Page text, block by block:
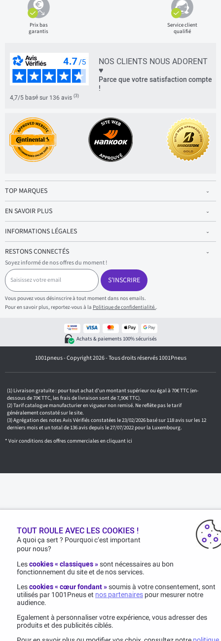
Prix bas
garantis
Service client
qualifié
NOS CLIENTS NOUS ADORENT
♥
Parce que votre satisfaction compte
!
4,7/5 basé sur 136 avis (3)
TOP MARQUES
EN SAVOIR PLUS
INFORMATIONS LÉGALES
RESTONS CONNECTÉS
Soyez informé de nos offres du moment !
S
a
i
s
i
s
e
m
a
S'INSCRIRE
Vous pouvez vous désinscrire à tout moment dans nos emails.
Pour en savoir plus, reportez-vous à la Politique de confidentialité..
Achats & paiements 100% sécurisés
1001pneus - Copyright 2026 - Tous droits réservés 1001Pneus
Livraison gratuite : pour tout achat d'un montant supérieur ou égal à 70€ TTC (en-
dessous de 70€ TTC, les frais de livraison sont de 7,90€ TTC).
Tarif catalogue manufacturier en vigueur non remisé. Ne reflète pas le tarif
généralement constaté sur le site.
Agrégation des notes Avis Vérifiés constatées le 23/02/2026 basé sur 118 avis sur les 12
derniers mois et un total de 136 avis depuis le 27/07/2022 pour la Luxembourg.
* Voir conditions des offres commerciales encliquant ici
TOUT ROULE AVEC LES COOKIES !
A quoi ça sert ? Pourquoi c’est important
pour nous?
Lescookies « classiques »sont nécessaires au bon
fonctionnement du site et de nos services.
Lescookies « cœur fondant »soumis à votre consentement, sont
utilisés par 1001Pneus et nos partenaires pour mesurer notre
audience.
Egalement à personnaliser votre expérience, vous adresser des
produits et des publicités ciblés.